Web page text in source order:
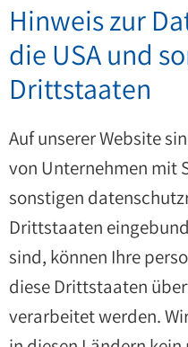
Hinweis zur
die USA und
Drittstaaten
Auf unserer Website
von Unternehmen mit
sonstigen
Drittstaaten
sind, können Ihre
diese Drittstaaten
verarbeitet werden.